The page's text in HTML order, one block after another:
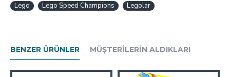
Lego
Lego Speed Champions Legolar
BENZER ÜRÜNLER MÜŞTERILERIN ALDIKLARI